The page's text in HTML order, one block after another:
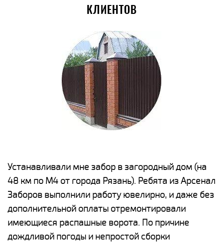
КЛИЕНТОВ
Устанавливали мне забор в загородный дом (на
48 км по М4 от города Рязань). Ребята из Арсенал
Заборов выполнили работу ювелирно, и даже без
дополнительной оплаты отремонтировали
имеющиеся распашные ворота. По причине
дождливой погоды и непростой сборки